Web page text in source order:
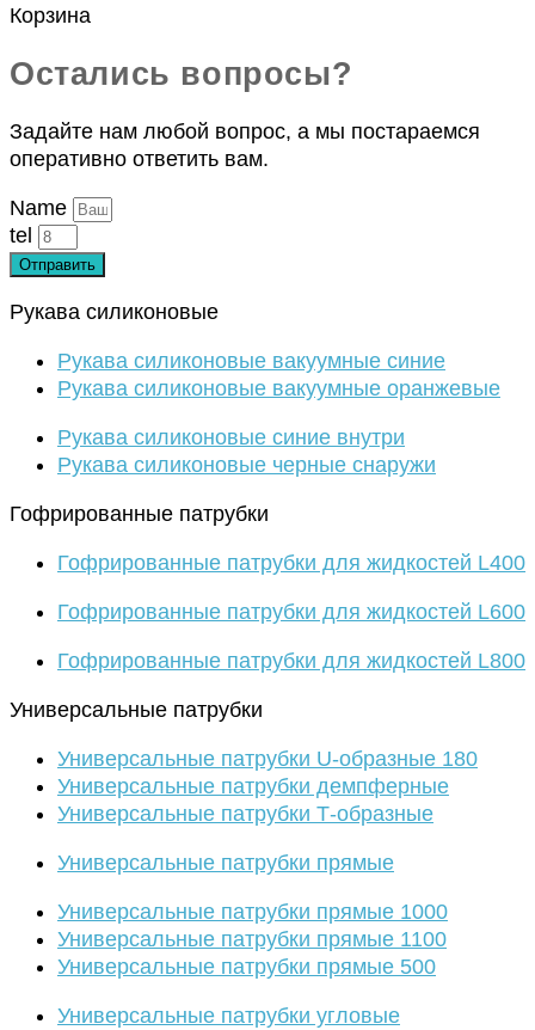
Корзина
Остались вопросы?
Задайте нам любой вопрос, а мы постараемся
оперативно ответить вам.
Name
tel
Отправить
Рукава силиконовые
Рукава силиконовые вакуумные синие
Рукава силиконовые вакуумные оранжевые
Рукава силиконовые синие внутри
Рукава силиконовые черные снаружи
Гофрированные патрубки
Гофрированные патрубки для жидкостей L400
Гофрированные патрубки для жидкостей L600
Гофрированные патрубки для жидкостей L800
Универсальные патрубки
Универсальные патрубки U-образные 180
Универсальные патрубки демпферные
Универсальные патрубки Т-образные
Универсальные патрубки прямые
Универсальные патрубки прямые 1000
Универсальные патрубки прямые 1100
Универсальные патрубки прямые 500
Универсальные патрубки угловые